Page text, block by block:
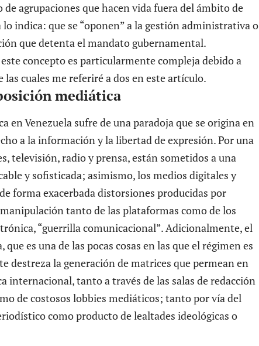
agrupaciones que hacen vida fuera del ámbito de
indica: que se “oponen” a la gestión administrativa o
que detenta el mandato gubernamental.
concepto es particularmente compleja debido a
las cuales me referiré a dos en este artículo.
mediática
en Venezuela sufre de una paradoja que se origina en
a la información y la libertad de expresión. Por una
televisión, radio y prensa, están sometidos a una
y sofisticada; asimismo, los medios digitales y
forma exacerbada distorsiones producidas por
tanto de las plataformas como de los
“guerrilla comunicacional”. Adicionalmente, el
es una de las pocas cosas en las que el régimen es
destreza la generación de matrices que permean en
internacional, tanto a través de las salas de redacción
de costosos lobbies mediáticos; tanto por vía del
como producto de lealtades ideológicas o